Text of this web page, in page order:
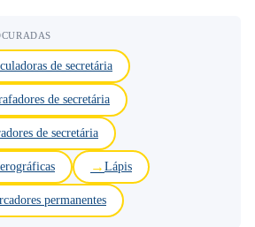
de secretária
de secretária
de secretária
Lápis
permanentes